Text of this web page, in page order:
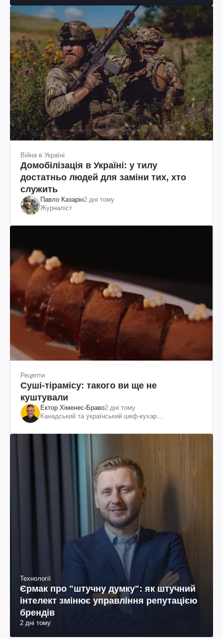
Війна в Україні
Домобілізація в Україні: у тилу
достатньо людей для заміни тих, хто
служить
Павло Казарін2 дні тому
Журналіст
Рецепти
Суші-тірамісу: такого ви ще не
куштували
Ектор Хіменес-Браво2 дні тому
Канадський та український шеф-кухар
Технології
Єрмак про "штучну думку": як штучний
інтелект змінює управління репутацією
брендів
2 дні тому